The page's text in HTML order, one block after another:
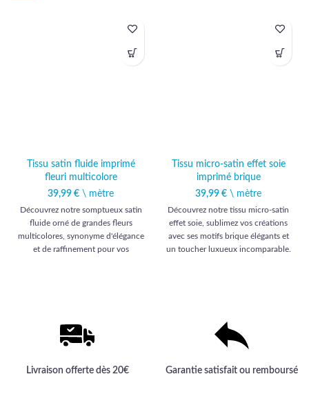
Tissu satin fluide imprimé
fleuri multicolore
39,99 € \ mètre
Découvrez notre somptueux satin
fluide orné de grandes fleurs
multicolores, synonyme d'élégance
et de raffinement pour vos
Tissu micro-satin effet soie
imprimé brique
39,99 € \ mètre
Découvrez notre tissu micro-satin
effet soie, sublimez vos créations
avec ses motifs brique élégants et
un toucher luxueux incomparable.
Livraison offerte dès 20€ Garantie satisfait ou remboursé